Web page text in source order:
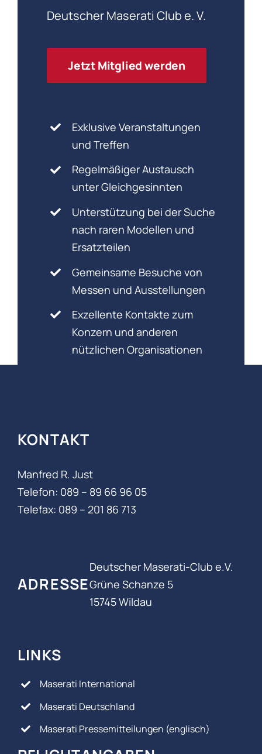
Deutscher Maserati Club e. V.
Jetzt Mitglied werden
Exklusive Veranstaltungen
und Treffen
Regelmäßiger Austausch
unter Gleichgesinnten
Unterstützung bei der Suche
nach raren Modellen und
Ersatzteilen
Gemeinsame Besuche von
Messen und Ausstellungen
Exzellente Kontakte zum
Konzern und anderen
nützlichen Organisationen
ADRESSE
Deutscher Maserati-Club e.V.
Grüne Schanze 5
15745 Wildau
KONTAKT
Manfred R. Just
Telefon: 089 – 89 66 96 05‬
Telefax: 089 – 201 86 713
LINKS
Maserati International
Maserati Deutschland
Maserati Pressemitteilungen (englisch)